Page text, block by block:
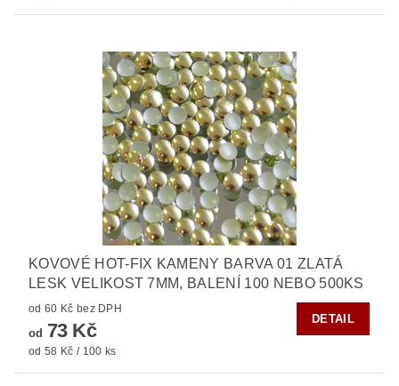
KOVOVÉ HOT-FIX KAMENY BARVA 01 ZLATÁ
LESK VELIKOST 7MM, BALENÍ 100 NEBO 500KS
od 60 Kč bez DPH
od 73 Kč
od 58 Kč / 100 ks
DETAIL